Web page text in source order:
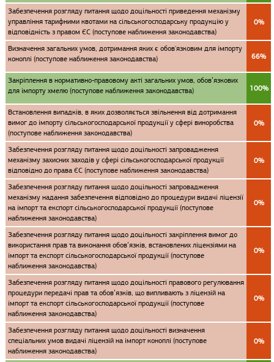
Забезпечення розгляду питання щодо доцільності приведення механізму
управління тарифними квотами на сільськогосподарську продукцію у
відповідність з правом ЄС (поступове наближення законодавства)
0%
Визначення загальних умов, дотримання яких є обов'язковим для імпорту
коноплі (поступове наближення законодавства)
66%
Закріплення в нормативно-правовому акті загальних умов, обов’язкових
для імпорту хмелю (поступове наближення законодавства)
100%
Встановлення випадків, в яких дозволяється звільнення від дотримання
вимог до імпорту сільськогосподарської продукції у сфері виноробства
(поступове наближення законодавства)
0%
Забезпечення розгляду питання щодо доцільності запровадження
механізму захисних заходів у сфері сільськогосподарської продукції
відповідно до права ЄС (поступове наближення законодавства)
0%
Забезпечення розгляду питання щодо доцільності запровадження
механізму надання забезпечення відповідно до процедури видачі ліцензії
на імпорт та експорт сільськогосподарської продукції (поступове
наближення законодавства)
0%
Забезпечення розгляду питання щодо доцільності закріплення вимог до
використання прав та виконання обов’язків, встановлених ліцензіями на
імпорт та експорт сільськогосподарської продукції (поступове
наближення законодавства)
0%
Забезпечення розгляду питання щодо доцільності правового регулювання
процедури передачі прав та обов’язків, що випливають з ліцензій на
імпорт та експорт сільськогосподарської продукції (поступове
наближення законодавства)
0%
Забезпечення розгляду питання щодо доцільності визначення
спеціальних умов видачі ліцензій на імпорт коноплі (поступове
наближення законодавства)
0%